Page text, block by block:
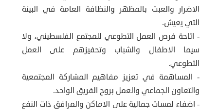
الاضرار والعبث بالمظهر والنظافة العامة في البيئة
التي يعيش.
- اتاحة فرص العمل التطوعي للمجتمع الفلسطيني، ولا
سيما الاطفال والشباب وتحفيزهم على العمل
التطوعي.
- المساهمة في تعزيز مفاهيم المشاركة المجتمعية
والتعاون الجماعي والعمل بروح الفريق الواحد.
- اضفاء لمسات جمالية على الاماكن والمرافق ذات النفع